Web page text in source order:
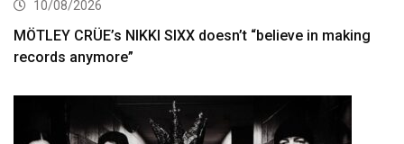
10/08/2026
MÖTLEY CRÜE’s NIKKI SIXX doesn’t “believe in making
records anymore”